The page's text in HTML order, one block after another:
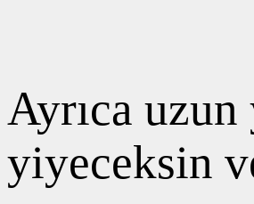
Ayrıca
yiyeceksin